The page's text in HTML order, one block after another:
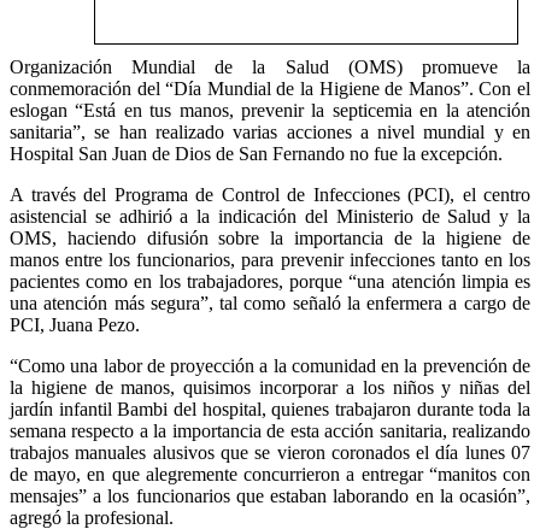
Organización Mundial de la Salud (OMS) promueve la
conmemoración del “Día Mundial de la Higiene de Manos”. Con el
eslogan “Está en tus manos, prevenir la septicemia en la atención
sanitaria”, se han realizado varias acciones a nivel mundial y en
Hospital San Juan de Dios de San Fernando no fue la excepción.
A través del Programa de Control de Infecciones (PCI), el centro
asistencial se adhirió a la indicación del Ministerio de Salud y la
OMS, haciendo difusión sobre la importancia de la higiene de
manos entre los funcionarios, para prevenir infecciones tanto en los
pacientes como en los trabajadores, porque “una atención limpia es
una atención más segura”, tal como señaló la enfermera a cargo de
PCI, Juana Pezo.
“Como una labor de proyección a la comunidad en la prevención de
la higiene de manos, quisimos incorporar a los niños y niñas del
jardín infantil Bambi del hospital, quienes trabajaron durante toda la
semana respecto a la importancia de esta acción sanitaria, realizando
trabajos manuales alusivos que se vieron coronados el día lunes 07
de mayo, en que alegremente concurrieron a entregar “manitos con
mensajes” a los funcionarios que estaban laborando en la ocasión”,
agregó la profesional.